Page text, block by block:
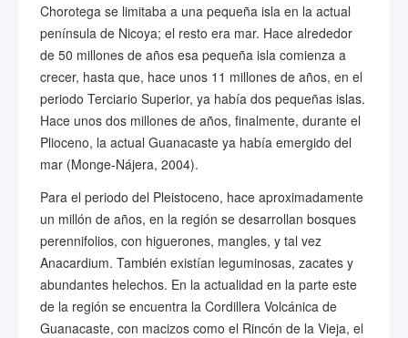
Chorotega se limitaba a una pequeña isla en la actual
península de Nicoya; el resto era mar. Hace alrededor
de 50 millones de años esa pequeña isla comienza a
crecer, hasta que, hace unos 11 millones de años, en el
periodo Terciario Superior, ya había dos pequeñas islas.
Hace unos dos millones de años, finalmente, durante el
Plioceno, la actual Guanacaste ya había emergido del
mar (Monge-Nájera, 2004).
Para el periodo del Pleistoceno, hace aproximadamente
un millón de años, en la región se desarrollan bosques
perennifolios, con higuerones, mangles, y tal vez
Anacardium. También existían leguminosas, zacates y
abundantes helechos. En la actualidad en la parte este
de la región se encuentra la Cordillera Volcánica de
Guanacaste, con macizos como el Rincón de la Vieja, el